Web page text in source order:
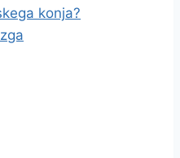
konja?